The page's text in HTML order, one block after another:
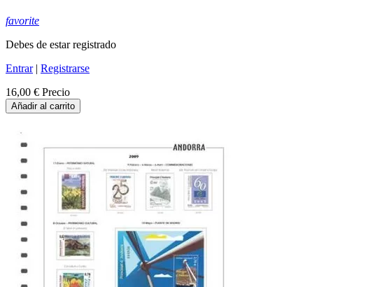
favorite
Debes de estar registrado
Entrar| Registrarse
16,00 € Precio
Añadir al carrito